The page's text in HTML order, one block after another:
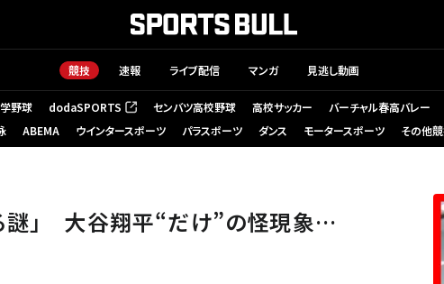
競技 速報 ライブ配信 マンガ 見逃し動画
野球 dodaSPORTS
（新しいタブで開く） センバツ高校野球 高校サッカー バーチャル春高バレー
ABEMA ウインタースポーツ パラスポーツ ダンス モータースポーツ その他
謎」 大谷翔平“だけ”の怪現象…